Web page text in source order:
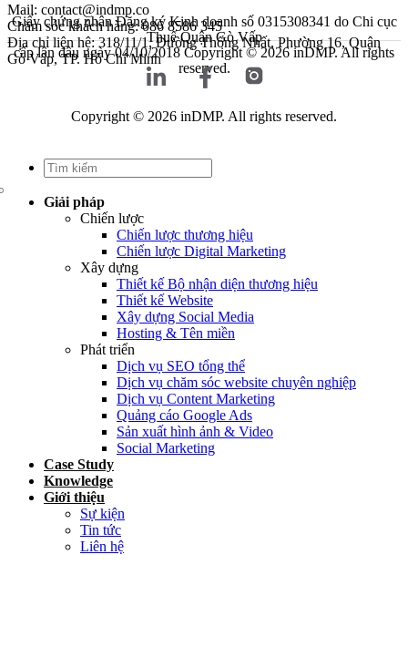
Mail: contact@indmp.co
Chăm sóc khách hàng: 086 8586 345
Địa chỉ liên hệ: 318/11/1, Đường Thống Nhất, Phường 16, Quận
Gò Vấp, TP. Hồ Chí Minh
Giấy chứng nhận Đăng ký Kinh doanh số 0315308341 do Chi cục
Thuế Quận Gò Vấp
cấp lần đầu ngày 04/10/2018Copyright © 2026 inDMP. All rights
reserved.
Copyright © 2026 inDMP. All rights reserved.
Giải pháp
Chiến lược
Chiến lược thương hiệu
Chiến lược Digital Marketing
Xây dựng
Thiết kế Bộ nhận diện thương hiệu
Thiết kế Website
Xây dựng Social Media
Hosting & Tên miền
Phát triển
Dịch vụ SEO tổng thể
Dịch vụ chăm sóc website chuyên nghiệp
Dịch vụ Content Marketing
Quảng cáo Google Ads
Sản xuất hình ảnh & Video
Social Marketing
Case Study
Knowledge
Giới thiệu
Sự kiện
Tin tức
Liên hệ